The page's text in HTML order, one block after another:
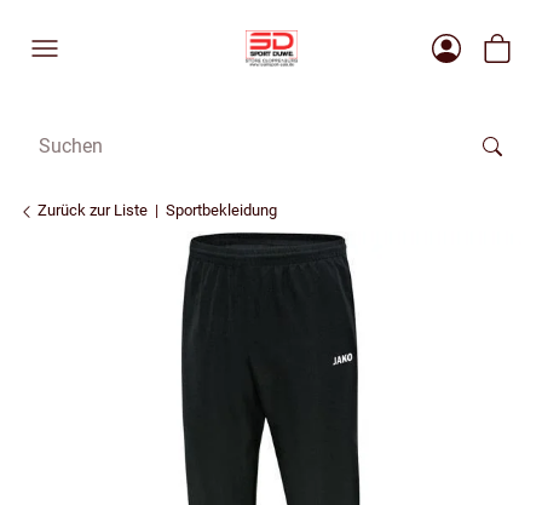
Zurück zur Liste Sportbekleidung